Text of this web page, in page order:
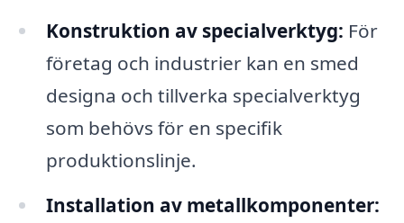
Konstruktion av specialverktyg: För
företag och industrier kan en smed
designa och tillverka specialverktyg
som behövs för en specifik
produktionslinje.
Installation av metallkomponenter: